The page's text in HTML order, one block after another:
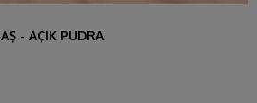
- AÇIK PUDRA